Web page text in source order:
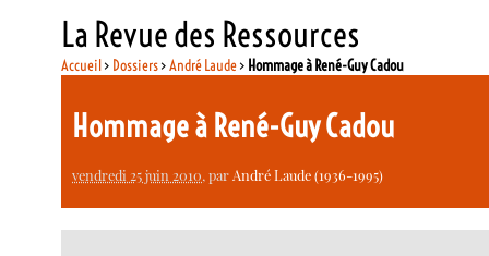
La Revue des Ressources
Accueil> Dossiers>André Laude> Hommage à René-Guy Cadou
Hommage à René-Guy Cadou
vendredi 25 juin 2010, parAndré Laude (1936-1995)